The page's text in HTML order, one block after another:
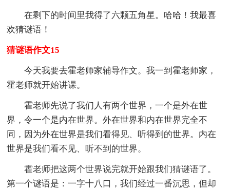
在剩下的时间里我得了六颗五角星。哈哈！我最喜
欢猜谜语！
猜谜语作文15
今天我要去霍老师家辅导作文。我一到霍老师家，
霍老师就开始讲课。
霍老师先说了我们人有两个世界，一个是外在世
界，令一个是内在世界。外在世界和内在世界完全不
同，因为外在世界是我们看得见、听得到的世界。内在
世界是我们看不见、听不到的世界。
霍老师把这两个世界说完就开始跟我们猜谜语了。
第一个谜语是：一字十八口，我们经过一番沉思，但却